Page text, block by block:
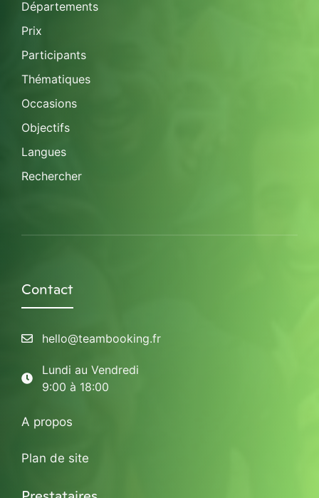
Départements
Prix
Participants
Thématiques
Occasions
Objectifs
Langues
Rechercher
Contact
hello@teambooking.fr
Lundi au Vendredi
9:00 à 18:00
A propos
Plan de site